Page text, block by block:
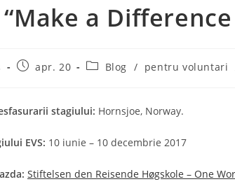
“Make a
Postapr. 20
PostBlog / pentru voluntari
stagiului: Hornsjoe, Norway.
EVS: 10 iunie – 10 decembrie 2017
Stiftelsen den Reisende Høgskole – One